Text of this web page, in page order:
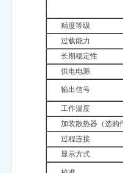
精度等级
过载能力
长期稳定性
供电电源
输出信号
工作温度
加装散热器（选购
过程连接
显示方式